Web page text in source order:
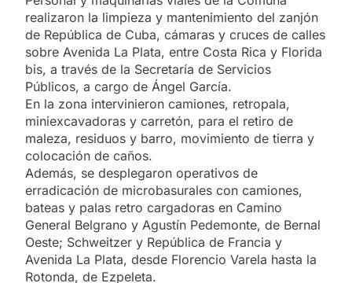
realizaron la limpieza y mantenimiento del zanjón
de República de Cuba, cámaras y cruces de calles
sobre Avenida La Plata, entre Costa Rica y Florida
bis, a través de la Secretaría de Servicios
Públicos, a cargo de Ángel García.
En la zona intervinieron camiones, retropala,
miniexcavadoras y carretón, para el retiro de
maleza, residuos y barro, movimiento de tierra y
colocación de caños.
Además, se desplegaron operativos de
erradicación de microbasurales con camiones,
bateas y palas retro cargadoras en Camino
General Belgrano y Agustín Pedemonte, de Bernal
Oeste; Schweitzer y República de Francia y
Avenida La Plata, desde Florencio Varela hasta la
Rotonda, de Ezpeleta.